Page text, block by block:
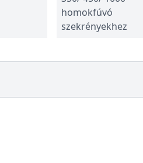
homokfúvó
szekrényekhez